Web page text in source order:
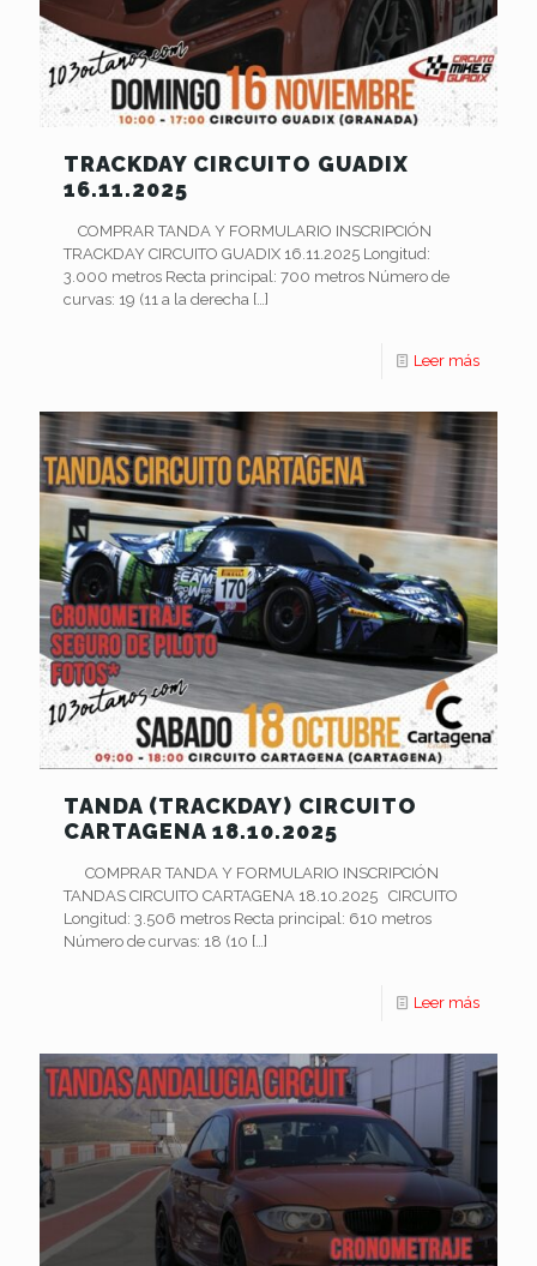
TRACKDAY CIRCUITO GUADIX
16.11.2025
COMPRAR TANDA Y FORMULARIO INSCRIPCIÓN
TRACKDAY CIRCUITO GUADIX 16.11.2025 Longitud:
3.000 metros Recta principal: 700 metros Número de
curvas: 19 (11 a la derecha […]
Leer más
TANDA (TRACKDAY) CIRCUITO
CARTAGENA 18.10.2025
COMPRAR TANDA Y FORMULARIO INSCRIPCIÓN
TANDAS CIRCUITO CARTAGENA 18.10.2025 CIRCUITO
Longitud: 3.506 metros Recta principal: 610 metros
Número de curvas: 18 (10 […]
Leer más